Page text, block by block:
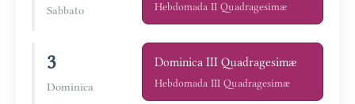
Sabbato Hebdomada II Quadragesimæ
3
Dominica
Dominica III Quadragesimæ
Hebdomada III Quadragesimæ